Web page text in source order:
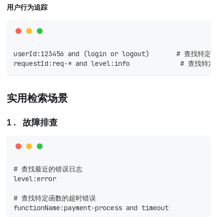
用户行为追踪
userId:123456 and (login or logout)       # 查找特定用
requestId:req-* and level:info             # 查找特定请
实用检索场景
1. 故障排查
# 查找最近的错误日志
level:error
# 查找特定函数的超时错误
functionName:payment-process and timeout